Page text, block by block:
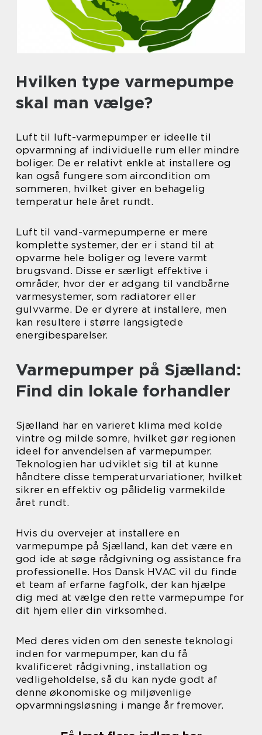
Hvilken type varmepumpe
skal man vælge?
Luft til luft-varmepumper er ideelle til
opvarmning af individuelle rum eller mindre
boliger. De er relativt enkle at installere og
kan også fungere som aircondition om
sommeren, hvilket giver en behagelig
temperatur hele året rundt.
Luft til vand-varmepumperne er mere
komplette systemer, der er i stand til at
opvarme hele boliger og levere varmt
brugsvand. Disse er særligt effektive i
områder, hvor der er adgang til vandbårne
varmesystemer, som radiatorer eller
gulvvarme. De er dyrere at installere, men
kan resultere i større langsigtede
energibesparelser.
Varmepumper på Sjælland:
Find din lokale forhandler
Sjælland har en varieret klima med kolde
vintre og milde somre, hvilket gør regionen
ideel for anvendelsen af varmepumper.
Teknologien har udviklet sig til at kunne
håndtere disse temperaturvariationer, hvilket
sikrer en effektiv og pålidelig varmekilde
året rundt.
Hvis du overvejer at installere en
varmepumpe på Sjælland, kan det være en
god ide at søge rådgivning og assistance fra
professionelle. Hos Dansk HVAC vil du finde
et team af erfarne fagfolk, der kan hjælpe
dig med at vælge den rette varmepumpe for
dit hjem eller din virksomhed.
Med deres viden om den seneste teknologi
inden for varmepumper, kan du få
kvalificeret rådgivning, installation og
vedligeholdelse, så du kan nyde godt af
denne økonomiske og miljøvenlige
opvarmningsløsning i mange år fremover.